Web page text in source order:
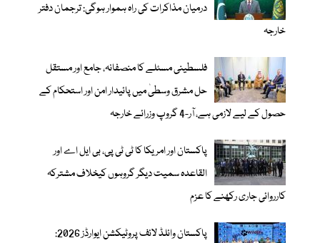
درمیان مذاکرات کی راہ ہموار ہوگی: ترجمان دفتر
خارجہ
فلسطینی مسئلے کا منصفانہ، جامع اور مستقل
حل مشرق وسطیٰ میں پائیدار امن اور استحکام کے
حصول کے لیے لازمی ہے، آر-4 گروپ وزرائے خارجہ
پاکستان اور امریکا کا ٹی ٹی پی، بی ایل اے اور
القاعدہ سمیت دیگر گروہوں کیخلاف مشترکہ
کارروائی جاری رکھنے کا عزم
پاکستان وائلڈ لائف پروٹیکشن ایوارڈز 2026: